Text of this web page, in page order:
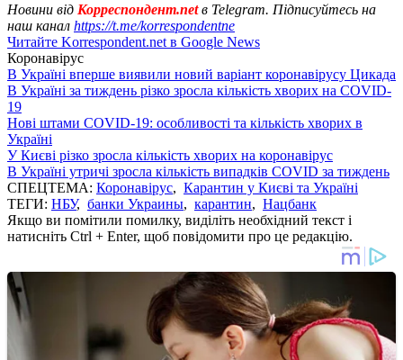
Новини від Корреспондент.netв Telegram. Підписуйтесь на
наш канал https://t.me/korrespondentne
Читайте Korrespondent.net в Google News
Коронавірус
В Україні вперше виявили новий варіант коронавірусу Цикада
В Україні за тиждень різко зросла кількість хворих на COVID-
19
Нові штами COVID-19: особливості та кількість хворих в
Україні
У Києві різко зросла кількість хворих на коронавірус
В Україні утричі зросла кількість випадків COVID за тиждень
СПЕЦТЕМА: Коронавірус, Карантин у Києві та Україні
ТЕГИ: НБУ, банки Украины, карантин, Нацбанк
Якщо ви помітили помилку, виділіть необхідний текст і
натисніть Ctrl + Enter, щоб повідомити про це редакцію.